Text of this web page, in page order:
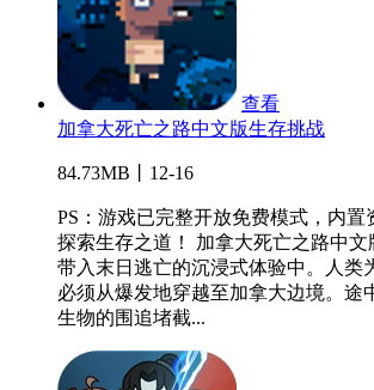
查看
加拿大死亡之路中文版生存挑战
84.73MB丨12-16
PS：游戏已完整开放免费模式，内置
探索生存之道！ 加拿大死亡之路中
带入末日逃亡的沉浸式体验中。人类
必须从爆发地穿越至加拿大边境。途
生物的围追堵截...